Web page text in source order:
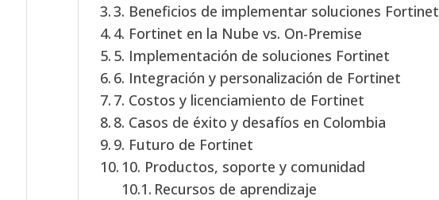
3. Beneficios de implementar soluciones Fortinet
4. Fortinet en la Nube vs. On-Premise
5. Implementación de soluciones Fortinet
6. Integración y personalización de Fortinet
7. Costos y licenciamiento de Fortinet
8. Casos de éxito y desafíos en Colombia
9. Futuro de Fortinet
10. Productos, soporte y comunidad
Recursos de aprendizaje